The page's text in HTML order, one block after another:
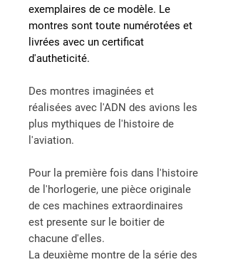
exemplaires de ce modèle. Le
montres sont toute numérotées et
livrées avec un certificat
d'autheticité.
Des montres imaginées et
réalisées avec l'ADN des avions les
plus mythiques de l'histoire de
l'aviation.
Pour la première fois dans l'histoire
de l'horlogerie, une pièce originale
de ces machines extraordinaires
est presente sur le boitier de
chacune d'elles.
La deuxième montre de la série des